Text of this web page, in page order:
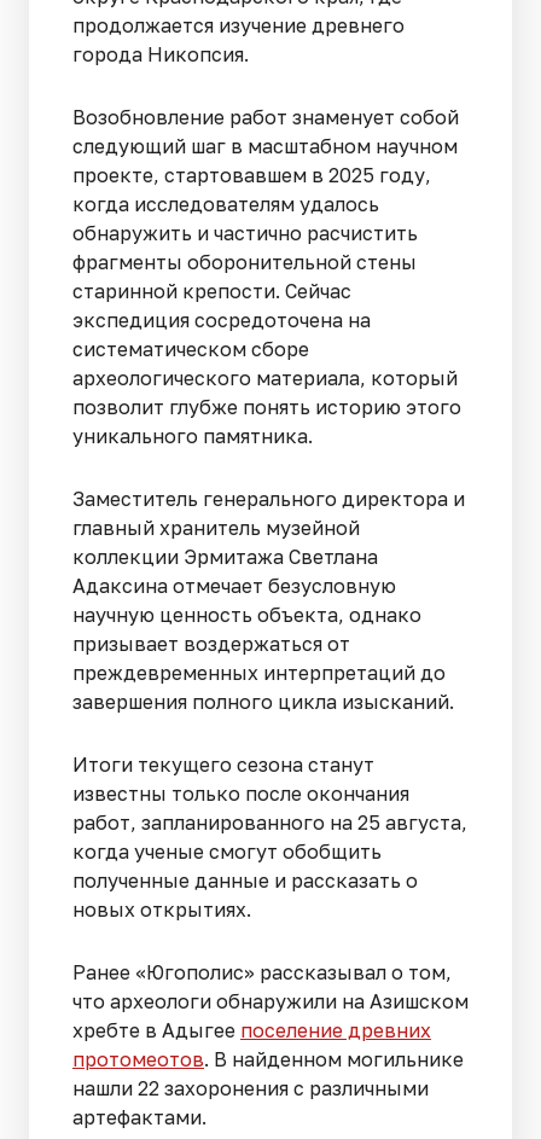
продолжается изучение древнего
города Никопсия.
Возобновление работ знаменует собой
следующий шаг в масштабном научном
проекте, стартовавшем в 2025 году,
когда исследователям удалось
обнаружить и частично расчистить
фрагменты оборонительной стены
старинной крепости. Сейчас
экспедиция сосредоточена на
систематическом сборе
археологического материала, который
позволит глубже понять историю этого
уникального памятника.
Заместитель генерального директора и
главный хранитель музейной
коллекции Эрмитажа Светлана
Адаксина отмечает безусловную
научную ценность объекта, однако
призывает воздержаться от
преждевременных интерпретаций до
завершения полного цикла изысканий.
Итоги текущего сезона станут
известны только после окончания
работ, запланированного на 25 августа,
когда ученые смогут обобщить
полученные данные и рассказать о
новых открытиях.
Ранее «Югополис» рассказывал о том,
что археологи обнаружили на Азишском
хребте в Адыгее поселение древних
протомеотов. В найденном могильнике
нашли 22 захоронения с различными
артефактами.